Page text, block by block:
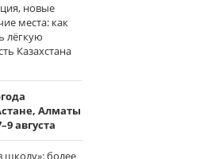
новые
места: как
лёгкую
Казахстана
Алматы
августа
школу»: более